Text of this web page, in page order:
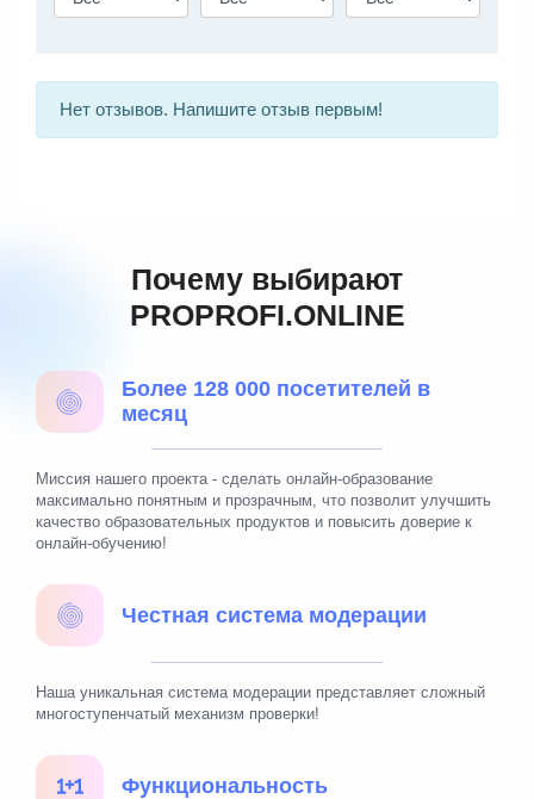
Нет отзывов. Напишите отзыв первым!
Почему выбирают
PROPROFI.ONLINE
Более 128 000 посетителей в
месяц
Миссия нашего проекта - сделать онлайн-образование
максимально понятным и прозрачным, что позволит улучшить
качество образовательных продуктов и повысить доверие к
онлайн-обучению!
Честная система модерации
Наша уникальная система модерации представляет сложный
многоступенчатый механизм проверки!
Функциональность